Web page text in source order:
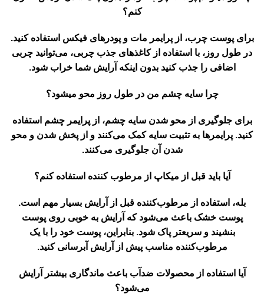
کنم؟
برای پوست چرب، از پرایمر مات و پودرهای فیکس استفاده کنید.
در طول روز، با استفاده از کاغذهای جذب چربی، می‌توانید چربی
اضافی را جذب کنید بدون اینکه آرایش شما خراب شود.
چرا سایه چشم من در طول روز محو میشود؟
برای جلوگیری از محو شدن سایه چشم، از پرایمر چشم استفاده
کنید. پرایمرها به تثبیت سایه کمک می‌کنند و از پخش شدن و محو
شدن آن جلوگیری می‌کنند.
آیا باید قبل از میکاپ از مرطوب کننده استفاده کنم؟
بله، استفاده از مرطوب‌کننده قبل از آرایش بسیار مهم است.
پوست خشک باعث می‌شود که آرایش به خوبی روی پوست
بنشیند و سریعتر پاک شود. بنابراین، پوست خود را با یک
مرطوب‌کننده مناسب پیش از آرایش آبرسانی کنید.
آیا استفاده از محصولات ضدآب باعث ماندگاری بیشتر آرایش
می‌شود؟